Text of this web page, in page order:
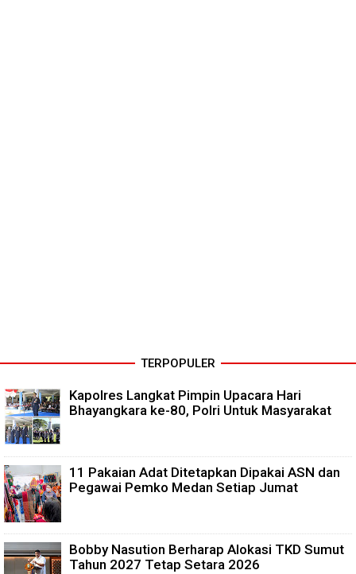
TERPOPULER
Kapolres Langkat Pimpin Upacara Hari
Bhayangkara ke-80, Polri Untuk Masyarakat
11 Pakaian Adat Ditetapkan Dipakai ASN dan
Pegawai Pemko Medan Setiap Jumat
Bobby Nasution Berharap Alokasi TKD Sumut
Tahun 2027 Tetap Setara 2026